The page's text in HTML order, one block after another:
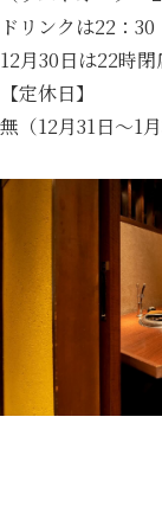
ドリンクは22：30
12月30日は22時閉
【定休日】
無（12月31日～1